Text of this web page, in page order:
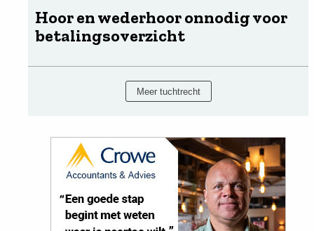
Hoor en wederhoor onnodig voor
betalingsoverzicht
Meer tuchtrecht